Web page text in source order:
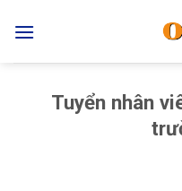
Tuyển nhân